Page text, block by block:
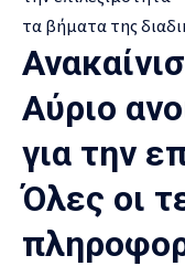
Αύριο
για την
Όλες οι